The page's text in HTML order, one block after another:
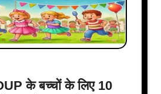
के बच्चों के लिए 10